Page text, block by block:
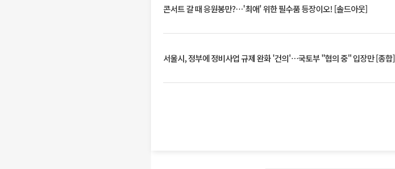
콘서트 갈 때 응원봉만?⋯'최애' 위한 필수품 등장이오! [솔드아웃]
서울시, 정부에 정비사업 규제 완화 '건의'⋯국토부 "협의 중" 입장만 [종합]